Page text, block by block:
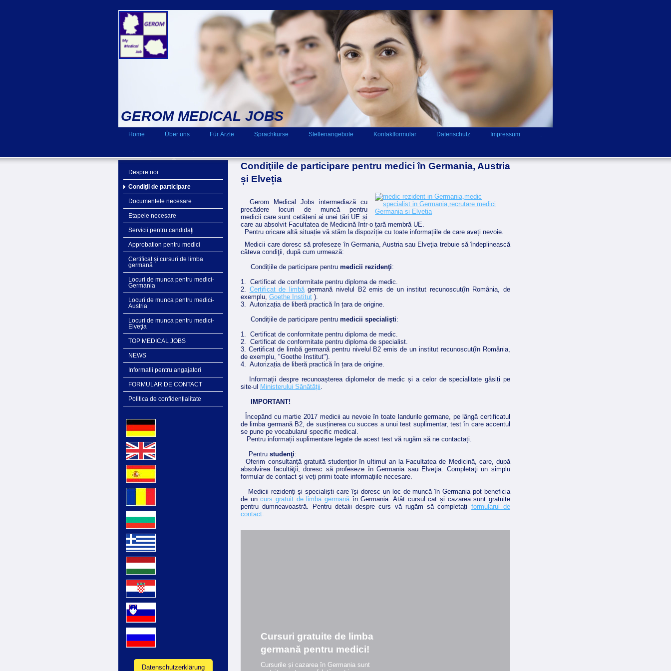
GEROM MEDICAL JOBS
Home Über uns Für Ärzte Sprachkurse Stellenangebote Kontaktformular Datenschutz Impressum .
. . . . . . . .
Despre noi
Condiţii de participare
Documentele necesare
Etapele necesare
Servicii pentru candidaţi
Approbation pentru medici
Certificat și cursuri de limba
germană
Locuri de munca pentru medici-
Germania
Locuri de munca pentru medici-
Austria
Locuri de munca pentru medici-
Elveţia
TOP MEDICAL JOBS
NEWS
Informatii pentru angajatori
FORMULAR DE CONTACT
Politica de confidențialitate
Datenschutzerklärung
Condiţiile de participare pentru medici în Germania, Austria
și Elveția
Gerom Medical Jobs intermediază cu
precădere locuri de muncă pentru
medicii care sunt cetățeni ai unei țări UE și
care au absolvit Facultatea de Medicină într-o țară membră UE.
Pentru oricare altă situație vă stăm la dispoziție cu toate informațiile de care aveți nevoie.
Medicii care doresc să profeseze în Germania, Austria sau Elveţia trebuie să îndeplinească
câteva condiţii, după cum urmează:
Condițiile de participare pentru medicii rezidenţi:
1. Certificat de conformitate pentru diploma de medic.
2. Certificat de limbăgermană nivelul B2 emis de un institut recunoscut(în România, de
exemplu, Goethe Institut ).
3. Autorizația de liberă practică în țara de origine.
Condițiile de participare pentru medicii specialişti:
1. Certificat de conformitate pentru diploma de medic.
2. Certificat de conformitate pentru diploma de specialist.
3. Certificat de limbă germană pentru nivelul B2 emis de un institut recunoscut(în România,
de exemplu, "Goethe Institut") .
4. Autorizația de liberă practică în țara de origine.
Informații despre recunoașterea diplomelor de medic și a celor de specialitate găsiți pe
site-ul Ministerului Sănătății.
IMPORTANT!
Începând cu martie 2017 medicii au nevoie în toate landurile germane, pe lângă certificatul
de limba germană B2, de susținerea cu succes a unui test suplimentar, test în care accentul
se pune pe vocabularul specific medical.
Pentru informații suplimentare legate de acest test vă rugăm să ne contactați.
Pentru studenţi:
Oferim consultanţă gratuită studenţior în ultimul an la Facultatea de Medicină, care, după
absolvirea facultăţii, doresc să profeseze în Germania sau Elveţia. Completaţi un simplu
formular de contact şi veţi primi toate informaţiile necesare.
Medicii rezidenți și specialiști care își doresc un loc de muncă în Germania pot beneficia
de uncurs gratuit de limba germanăîn Germania. Atât cursul cat și cazarea sunt gratuite
pentru dumneavoastră. Pentru detalii despre curs vă rugăm să completați formularul de
contact.
Cursuri gratuite de limba
germană pentru medici!
Cursurile și cazarea în Germania sunt